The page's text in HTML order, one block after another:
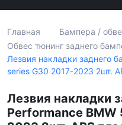
Главная
Бампера /
Обвес тюнинг заднего
Лезвия накладки заднего
series G30 2017-2023 2шт.
Лезвия накладки
Performance BMW